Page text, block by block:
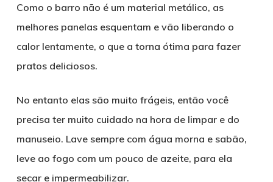
Como o barro não é um material metálico, as
melhores panelas esquentam e vão liberando o
calor lentamente, o que a torna ótima para fazer
pratos deliciosos.
No entanto elas são muito frágeis, então você
precisa ter muito cuidado na hora de limpar e do
manuseio. Lave sempre com água morna e sabão,
leve ao fogo com um pouco de azeite, para ela
secar e impermeabilizar.